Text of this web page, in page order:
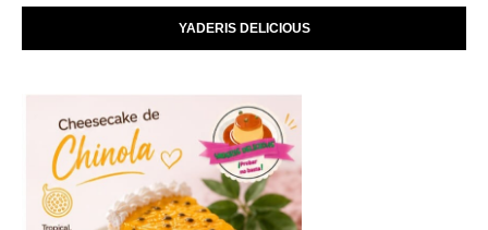
YADERIS DELICIOUS